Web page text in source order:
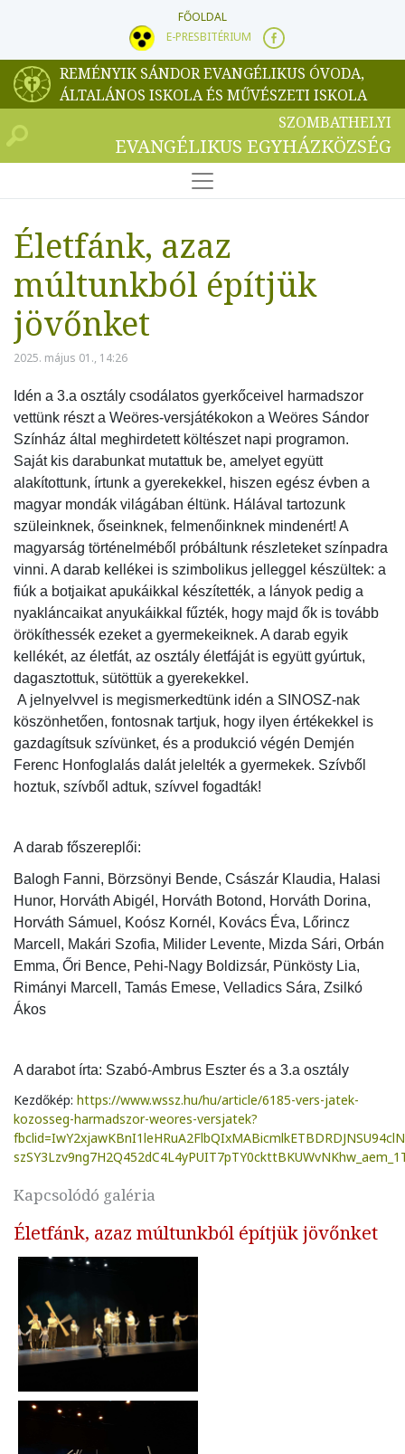
FŐOLDAL
E-PRESBITÉRIUM
REMÉNYIK SÁNDOR EVANGÉLIKUS ÓVODA,
ÁLTALÁNOS ISKOLA ÉS MŰVÉSZETI ISKOLA
SZOMBATHELYI
EVANGÉLIKUS EGYHÁZKÖZSÉG
Életfánk, azaz
múltunkból építjük
jövőnket
2025. május 01., 14:26
Idén a 3.a osztály csodálatos gyerkőceivel harmadszor
vettünk részt a Weöres-versjátékokon a Weöres Sándor
Színház által meghirdetett költészet napi programon.
Saját kis darabunkat mutattuk be, amelyet együtt
alakítottunk, írtunk a gyerekekkel, hiszen egész évben a
magyar mondák világában éltünk. Hálával tartozunk
szüleinknek, őseinknek, felmenőinknek mindenért! A
magyarság történelméből próbáltunk részleteket színpadra
vinni. A darab kellékei is szimbolikus jelleggel készültek: a
fiúk a botjaikat apukáikkal készítették, a lányok pedig a
nyakláncaikat anyukáikkal fűzték, hogy majd ők is tovább
örökíthessék ezeket a gyermekeiknek. A darab egyik
kellékét, az életfát, az osztály életfáját is együtt gyúrtuk,
dagasztottuk, sütöttük a gyerekekkel.
A jelnyelvvel is megismerkedtünk idén a SINOSZ-nak
köszönhetően, fontosnak tartjuk, hogy ilyen értékekkel is
gazdagítsuk szívünket, és a produkció végén Demjén
Ferenc Honfoglalás dalát jelelték a gyermekek. Szívből
hoztuk, szívből adtuk, szívvel fogadták!
A darab főszereplői:
Balogh Fanni, Börzsönyi Bende, Császár Klaudia, Halasi
Hunor, Horváth Abigél, Horváth Botond, Horváth Dorina,
Horváth Sámuel, Koósz Kornél, Kovács Éva, Lőrincz
Marcell, Makári Szofia, Milider Levente, Mizda Sári, Orbán
Emma, Őri Bence, Pehi-Nagy Boldizsár, Pünkösty Lia,
Rimányi Marcell, Tamás Emese, Velladics Sára, Zsilkó
Ákos
A darabot írta: Szabó-Ambrus Eszter és a 3.a osztály
Kezdőkép: https://www.wssz.hu/hu/article/6185-vers-jatek-
kozosseg-harmadszor-weores-versjatek?
Kapcsolódó galéria
Életfánk, azaz múltunkból építjük jövőnket